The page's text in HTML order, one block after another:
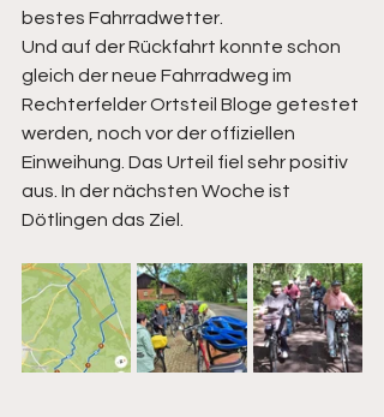
bestes Fahrradwetter.
Und auf der Rückfahrt konnte schon
gleich der neue Fahrradweg im
Rechterfelder Ortsteil Bloge getestet
werden, noch vor der offiziellen
Einweihung. Das Urteil fiel sehr positiv
aus. In der nächsten Woche ist
Dötlingen das Ziel.